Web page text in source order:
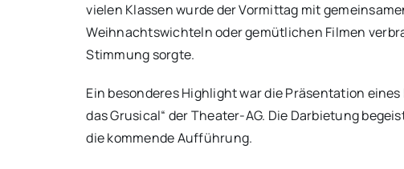
vielen Klassen wurde der Vormittag mit
Weihnachtswichteln oder gemütlichen Filmen
Stimmung sorgte.
Ein besonderes Highlight war die Präsentation
das Grusical“ der Theater-AG. Die Darbietung
die kommende Aufführung.